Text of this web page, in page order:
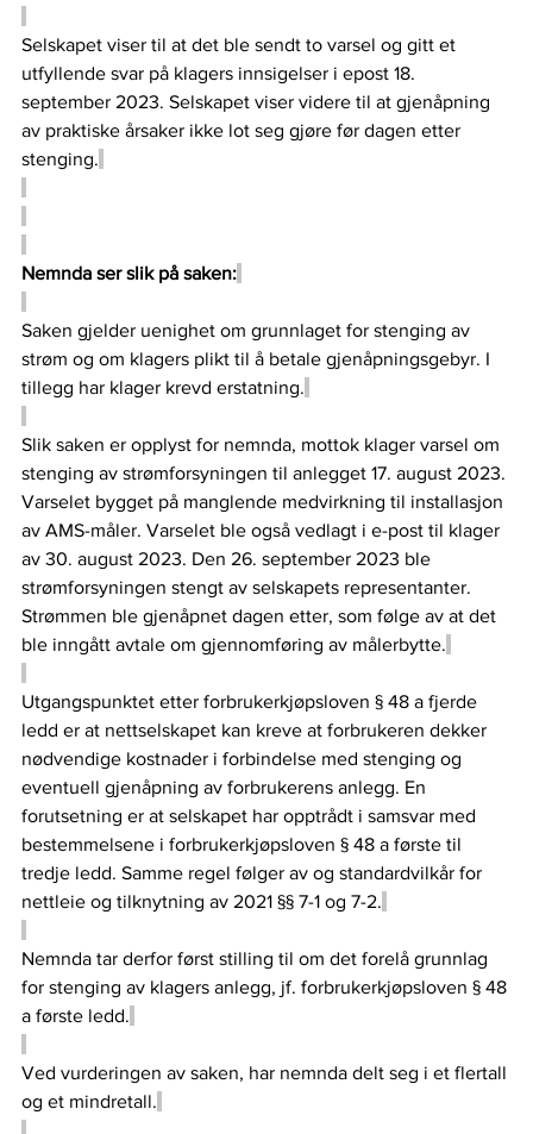
Selskapet viser til at det ble sendt to varsel og gitt et
utfyllende svar på klagers innsigelser i epost 18.
september 2023. Selskapet viser videre til at gjenåpning
av praktiske årsaker ikke lot seg gjøre før dagen etter
stenging.
Nemnda ser slik på saken:
Saken gjelder uenighet om grunnlaget for stenging av
strøm og om klagers plikt til å betale gjenåpningsgebyr. I
tillegg har klager krevd erstatning.
Slik saken er opplyst for nemnda, mottok klager varsel om
stenging av strømforsyningen til anlegget 17. august 2023.
Varselet bygget på manglende medvirkning til installasjon
av AMS-måler. Varselet ble også vedlagt i e-post til klager
av 30. august 2023. Den 26. september 2023 ble
strømforsyningen stengt av selskapets representanter.
Strømmen ble gjenåpnet dagen etter, som følge av at det
ble inngått avtale om gjennomføring av målerbytte.
Utgangspunktet etter forbrukerkjøpsloven § 48 a fjerde
ledd er at nettselskapet kan kreve at forbrukeren dekker
nødvendige kostnader i forbindelse med stenging og
eventuell gjenåpning av forbrukerens anlegg. En
forutsetning er at selskapet har opptrådt i samsvar med
bestemmelsene i forbrukerkjøpsloven § 48 a første til
tredje ledd. Samme regel følger av og standardvilkår for
nettleie og tilknytning av 2021 §§ 7-1 og 7-2.
Nemnda tar derfor først stilling til om det forelå grunnlag
for stenging av klagers anlegg, jf. forbrukerkjøpsloven § 48
a første ledd.
Ved vurderingen av saken, har nemnda delt seg i et flertall
og et mindretall.